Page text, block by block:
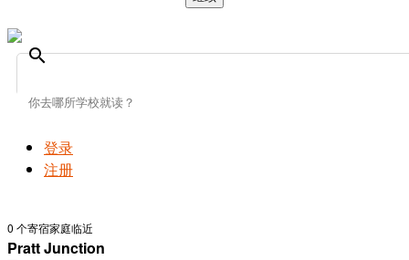
search
登录
注册
0 个寄宿家庭临近
Pratt Junction